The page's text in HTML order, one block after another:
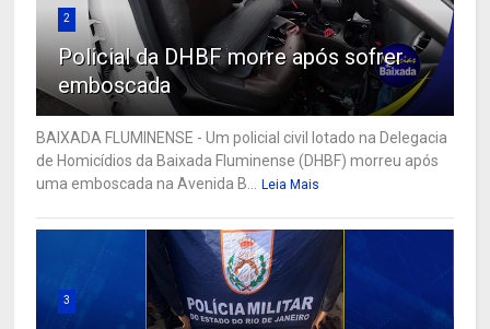
2
Policial da DHBF morre após sofrer
emboscada
BAIXADA FLUMINENSE - Um policial civil lotado na Delegacia
de Homicídios da Baixada Fluminense (DHBF) morreu após
uma emboscada na Avenida B...
Leia Mais
3